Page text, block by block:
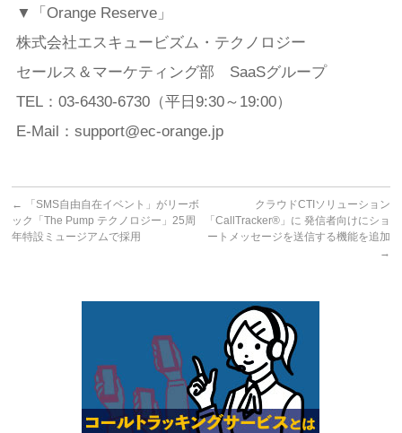
▼「Orange Reserve」
株式会社エスキュービズム・テクノロジー
セールス＆マーケティング部 SaaSグループ
TEL：03-6430-6730（平日9:30～19:00）
E-Mail：support@ec-orange.jp
←
「SMS自由自在イベント」がリーボ
ック「The Pump テクノロジー」25周
年特設ミュージアムで採用
クラウドCTIソリューション
「CallTracker®」に 発信者向けにショ
ートメッセージを送信する機能を追加
→